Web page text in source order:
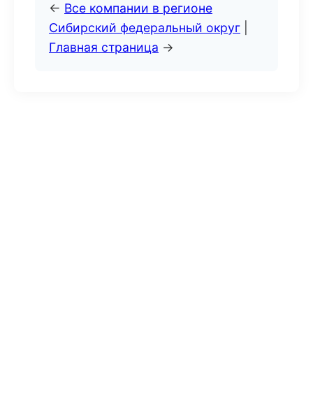
← Все компании в регионе
Сибирский федеральный округ
Главная страница →